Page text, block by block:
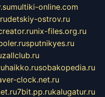
multiki-online.com
detskiy-ostrov.ru
nix-files.org.ru
sputnikyes.ru
zallclub.ru
haikko.rusobakopedia.ru
clock.net.ru
7bit.pp.rukalugatur.ru